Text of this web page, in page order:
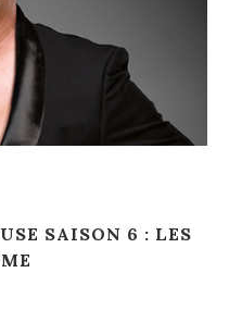
SAISON 6 : LES